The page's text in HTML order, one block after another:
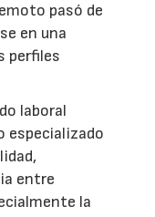
pasó de
en una
perfiles
laboral
especializado
entre
la